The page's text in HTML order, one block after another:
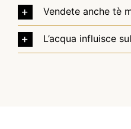
Vendete anche tè
L’acqua influisce